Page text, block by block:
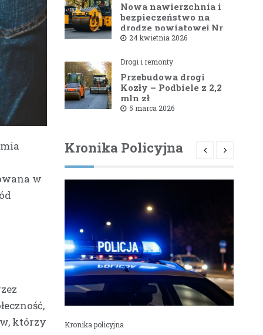
w
którzy
Nowa nawierzchnia i
bezpieczeństwo na
drodze powiatowej Nr
1581B Kowale – Filipy
24 kwietnia 2026
Drogi i remonty
Przebudowa drogi
Kozły – Podbiele z 2,2
mln zł
dofinansowaniem od
5 marca 2026
Kronika Policyjna
Kronika policyjna